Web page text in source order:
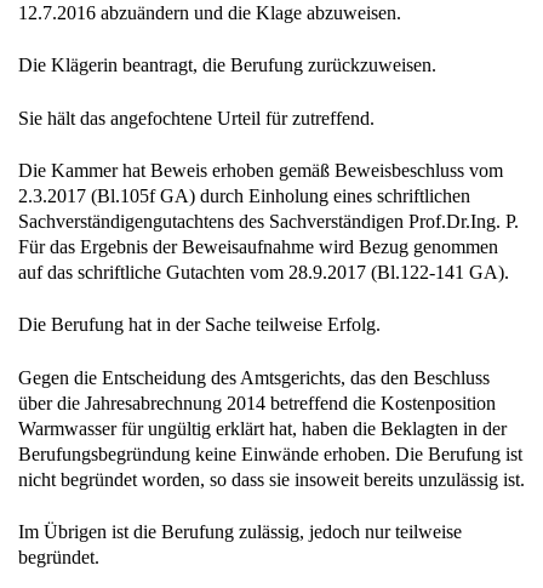
12.7.2016 abzuändern und die Klage abzuweisen.
Die Klägerin beantragt, die Berufung zurückzuweisen.
Sie hält das angefochtene Urteil für zutreffend.
Die Kammer hat Beweis erhoben gemäß Beweisbeschluss vom
2.3.2017 (Bl.105f GA) durch Einholung eines schriftlichen
Sachverständigengutachtens des Sachverständigen Prof.Dr.Ing. P.
Für das Ergebnis der Beweisaufnahme wird Bezug genommen
auf das schriftliche Gutachten vom 28.9.2017 (Bl.122-141 GA).
Die Berufung hat in der Sache teilweise Erfolg.
Gegen die Entscheidung des Amtsgerichts, das den Beschluss
über die Jahresabrechnung 2014 betreffend die Kostenposition
Warmwasser für ungültig erklärt hat, haben die Beklagten in der
Berufungsbegründung keine Einwände erhoben. Die Berufung ist
nicht begründet worden, so dass sie insoweit bereits unzulässig ist.
Im Übrigen ist die Berufung zulässig, jedoch nur teilweise
begründet.